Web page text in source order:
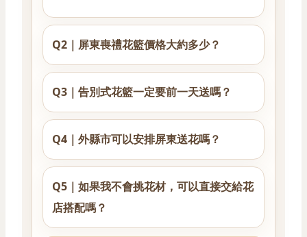
Q2｜屏東喪禮花籃價格大約多少？
Q3｜告別式花籃一定要前一天送嗎？
Q4｜外縣市可以安排屏東送花嗎？
Q5｜如果我不會挑花材，可以直接交給花
店搭配嗎？